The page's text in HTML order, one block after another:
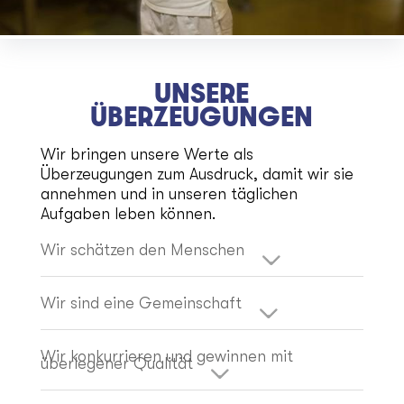
UNSERE
ÜBERZEUGUNGEN
Wir bringen unsere Werte als
Überzeugungen zum Ausdruck, damit wir sie
annehmen und in unseren täglichen
Aufgaben leben können.
Wir schätzen den Menschen
Wir sind eine Gemeinschaft
Wir konkurrieren und gewinnen mit
überlegener Qualität